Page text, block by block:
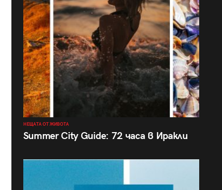
НЕЩАТА ОТ ЖИВОТА
Summer City Guide: 72 часа в Иракли